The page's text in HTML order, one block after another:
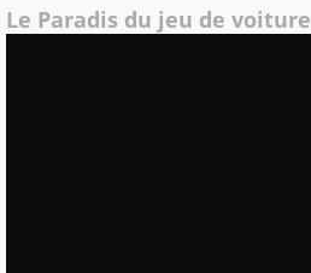
Le Paradis du jeu de voiture